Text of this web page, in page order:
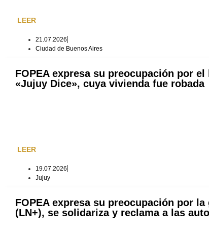
LEER
21.07.2026
Ciudad de Buenos Aires
FOPEA expresa su preocupación por
«Jujuy Dice», cuya vivienda fue robada
LEER
19.07.2026
Jujuy
FOPEA expresa su preocupación por
(LN+), se solidariza y reclama a las